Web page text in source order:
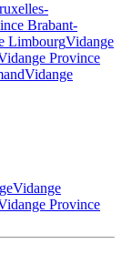
Brabant-
LimbourgVidange
Province
Vidange
Vidange
Province